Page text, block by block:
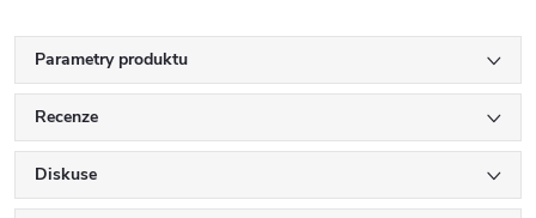
Parametry produktu
Recenze
Diskuse